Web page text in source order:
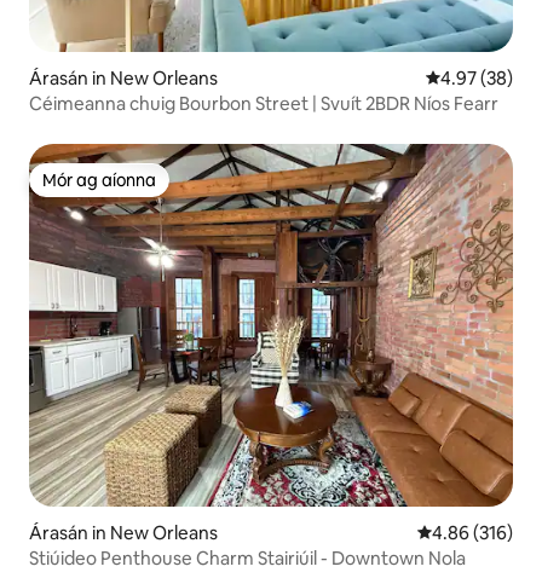
Árasán in New Orleans Meánrátáil
4.97 (38)
Céimeanna chuig Bourbon Street | Svuít 2BDR Níos Fearr
Mór ag aíonna
Mór ag aíonna
Árasán in New Orleans Meánrátáil
4.86 (316)
Stiúideo Penthouse Charm Stairiúil - Downtown Nola